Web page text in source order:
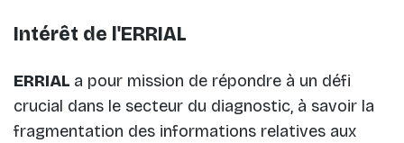
Intérêt de l'ERRIAL
ERRIAL a pour mission de répondre à un défi
crucial dans le secteur du diagnostic, à savoir la
fragmentation des informations relatives aux